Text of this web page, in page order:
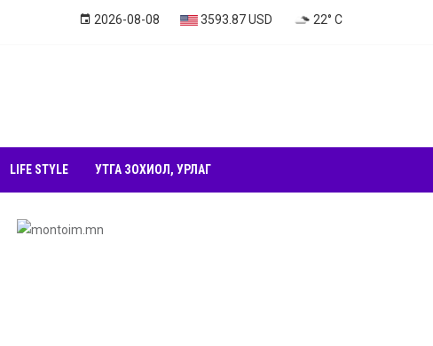
2026-08-08 3593.87 USD 22° C
LIFE STYLE УТГА ЗОХИОЛ, УРЛАГ